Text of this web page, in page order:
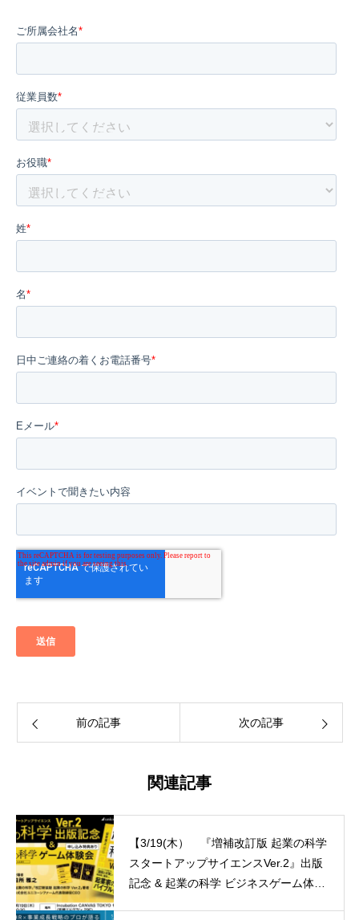
前の記事 次の記事
関連記事
【3/19(木） 『増補改訂版 起業の科学
スタートアップサイエンスVer.2』出版
記念 & 起業の科学 ビジネスゲーム体験